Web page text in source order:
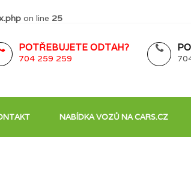
on line 25
POTŘEBUJETE ODTAH?
704 259 259
NABÍDKA VOZŮ NA CARS.CZ